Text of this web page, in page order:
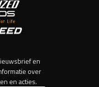
en
over
en acties.